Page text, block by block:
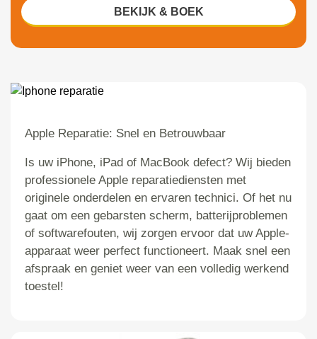
Apple Reparatie: Snel en Betrouwbaar
Is uw iPhone, iPad of MacBook defect? Wij bieden
professionele Apple reparatiediensten met
originele onderdelen en ervaren technici. Of het nu
gaat om een gebarsten scherm, batterijproblemen
of softwarefouten, wij zorgen ervoor dat uw Apple-
apparaat weer perfect functioneert. Maak snel een
afspraak en geniet weer van een volledig werkend
toestel!
BEKIJK & BOEK